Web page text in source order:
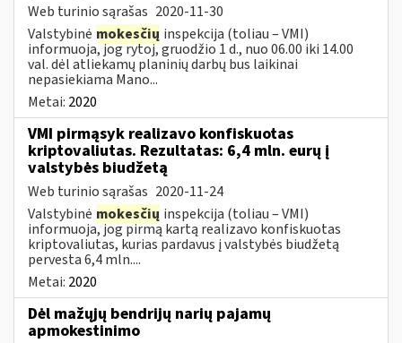
Web turinio sąrašas 2020-11-30
Valstybinė mokesčių inspekcija (toliau – VMI)
informuoja, jog rytoj, gruodžio 1 d., nuo 06.00 iki 14.00
val. dėl atliekamų planinių darbų bus laikinai
nepasiekiama Mano...
Metai: 2020
VMI pirmąsyk realizavo konfiskuotas
kriptovaliutas. Rezultatas: 6,4 mln. eurų į
valstybės biudžetą
Web turinio sąrašas 2020-11-24
Valstybinė mokesčių inspekcija (toliau – VMI)
informuoja, jog pirmą kartą realizavo konfiskuotas
kriptovaliutas, kurias pardavus į valstybės biudžetą
pervesta 6,4 mln....
Metai: 2020
Dėl mažųjų bendrijų narių pajamų
apmokestinimo